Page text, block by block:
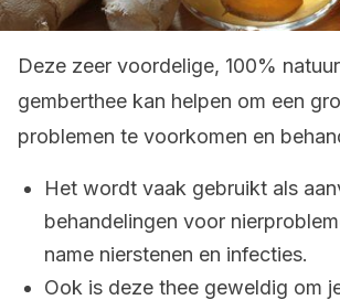
Deze zeer voordelige, 100%
gemberthee kan helpen om een
problemen te voorkomen en
Het wordt vaak gebruikt als
behandelingen voor
name nierstenen en infecties.
Ook is deze thee geweldig om